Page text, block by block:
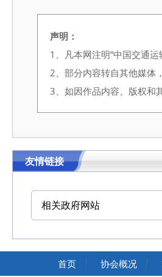
声明：
1、凡本网注明“中国交通
2、部分内容转自其他媒体
3、如因作品内容、版权和
友情链接
相关政府网站
中国交通运输协会官网
首页 协会概况